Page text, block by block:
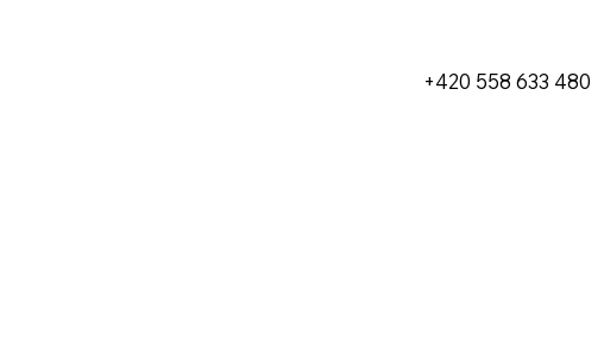
+420 558 633 480